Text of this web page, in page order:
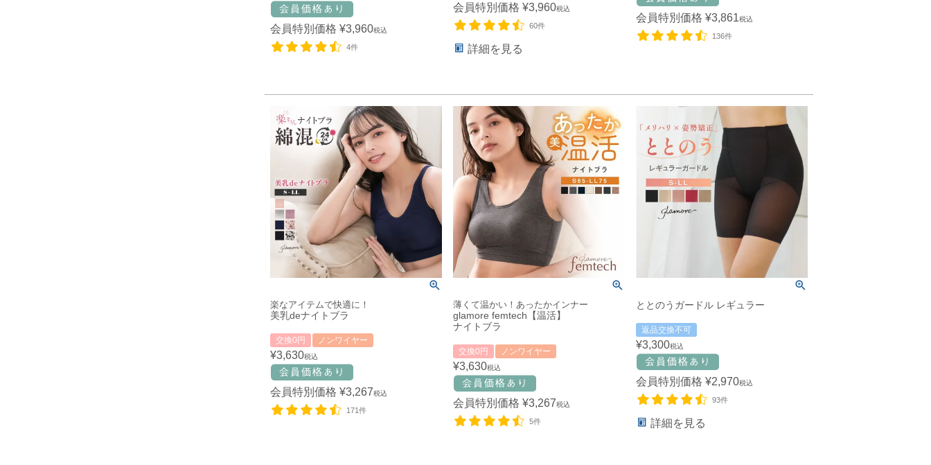
会員特別価格 ¥3,960税込
4件
会員特別価格 ¥3,960税込
60件
詳細を見る
会員特別価格 ¥3,861税込
136件
楽なアイテムで快適に！
美乳deナイトブラ
交換0円 ノンワイヤー
¥3,630税込
会員特別価格 ¥3,267税込
171件
薄くて温かい！あったかインナー
glamore femtech【温活】
ナイトブラ
交換0円 ノンワイヤー
¥3,630税込
会員特別価格 ¥3,267税込
5件
ととのうガードル レギュラー
返品交換不可
¥3,300税込
会員特別価格 ¥2,970税込
93件
詳細を見る